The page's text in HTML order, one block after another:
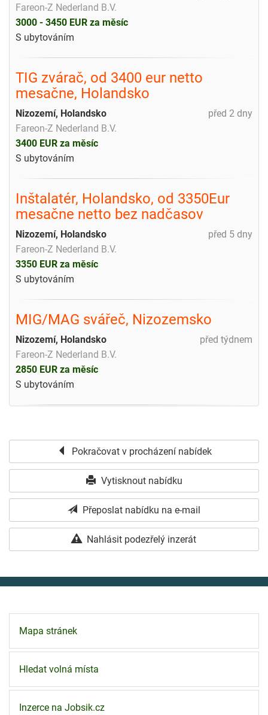
Fareon-Z Nederland B.V.
3000 - 3450 EUR za měsíc
S ubytováním
TIG zvárač, od 3400 eur netto
mesačne, Holandsko
před 2 dny
Nizozemí, Holandsko
Fareon-Z Nederland B.V.
3400 EUR za měsíc
S ubytováním
Inštalatér, Holandsko, od 3350Eur
mesačne netto bez nadčasov
před 5 dny
Nizozemí, Holandsko
Fareon-Z Nederland B.V.
3350 EUR za měsíc
S ubytováním
MIG/MAG svářeč, Nizozemsko
před týdnem
Nizozemí, Holandsko
Fareon-Z Nederland B.V.
2850 EUR za měsíc
S ubytováním
Pokračovat v procházení nabídek
Vytisknout nabídku
Přeposlat nabídku na e-mail
Nahlásit podezřelý inzerát
Mapa stránek
Hledat volná místa
Inzerce na Jobsik.cz